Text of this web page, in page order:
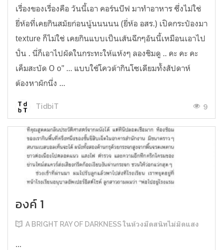
เรื่องของเรื่องคือ วันนี้เอา คอร์นบีฟ มาทำอาหาร ซึ่งไม่ใช่
ยี่ห้อที่เคยกินสมัยก่อนนู้นนนนน (ยี่ห้อ อสร.) เปิดกระป๋องมา
texture ก็ไม่ใช่ เคยกินแบบเป็นเส้นฉีกๆอันนี้เหมือนเอาไป
ปั่น . นี่ก็เอาไปผัดในกระทะให้แห้งๆ ลองชิมดู .. คะ คะ คะ
เค็มสะบัด O o" ... แบบใช้โควต้ากินโซเดียมทั้งสัปดาห์
ต้องหาผักนึ่ง ...
TidbiT 9
องค์ 1
A BRIGHT RAY OF DARKNESS ในห้วงมืดสนิทไม่มิดแสง
...